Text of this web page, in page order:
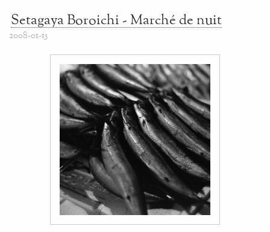
Setagaya Boroichi - Marché de nuit
2008-01-15